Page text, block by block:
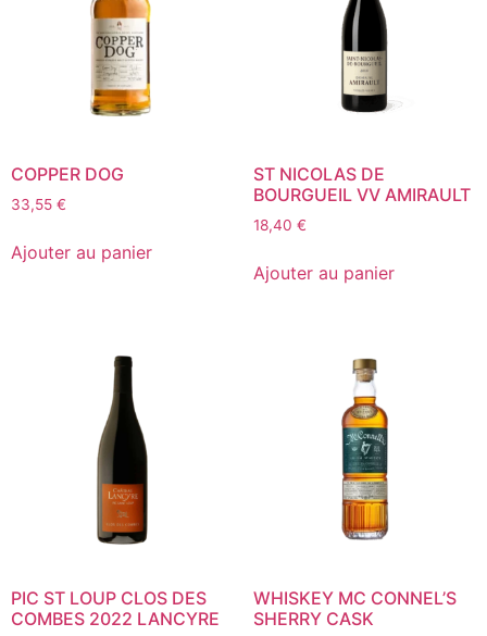
COPPER DOG
33,55 €
Ajouter au panier
ST NICOLAS DE
BOURGUEIL VV AMIRAULT
18,40 €
Ajouter au panier
PIC ST LOUP CLOS DES
COMBES 2022 LANCYRE
WHISKEY MC CONNEL’S
SHERRY CASK